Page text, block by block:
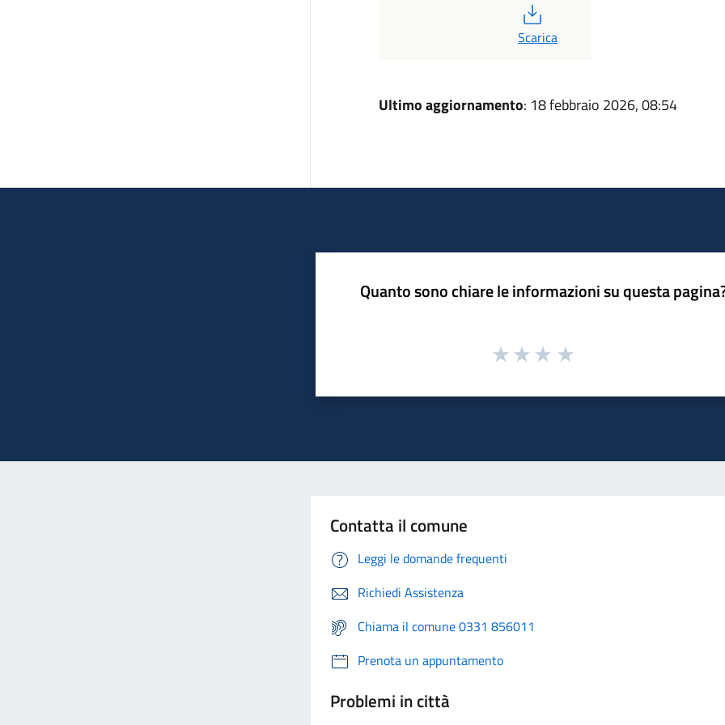
PDF
Scarica
Ultimo aggiornamento: 18 febbraio 2026, 08:54
Quanto sono chiare le informazioni su questa
Contatta il comune
Leggi le domande frequenti
Richiedi Assistenza
Chiama il comune 0331 856011
Prenota un appuntamento
Problemi in città